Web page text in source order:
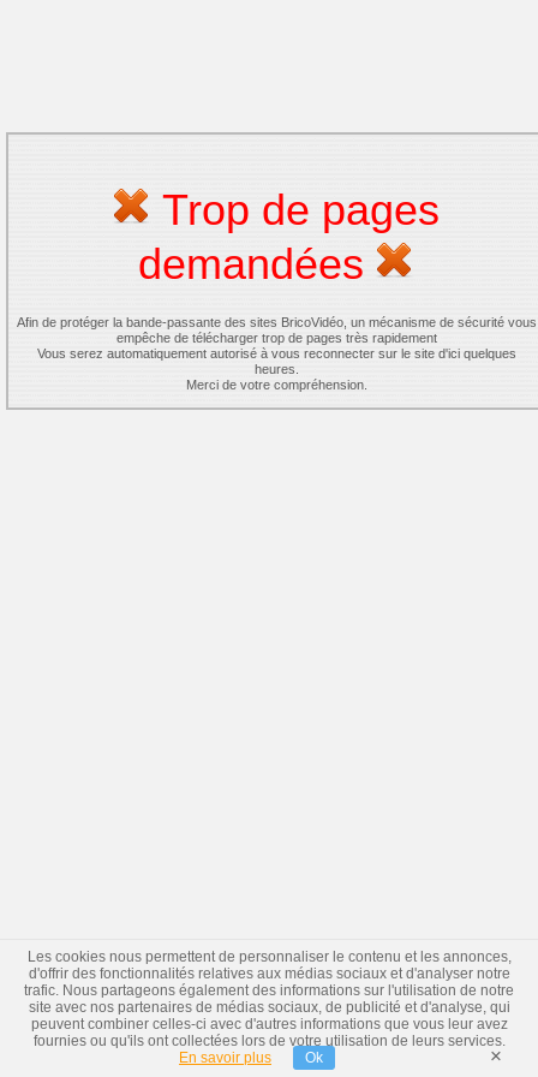
Trop de pages
demandées
Afin de protéger la bande-passante des sites BricoVidéo, un mécanisme de sécurité vous
empêche de télécharger trop de pages très rapidement
Vous serez automatiquement autorisé à vous reconnecter sur le site d'ici quelques
heures.
Merci de votre compréhension.
Les cookies nous permettent de personnaliser le contenu et les annonces,
d'offrir des fonctionnalités relatives aux médias sociaux et d'analyser notre
trafic. Nous partageons également des informations sur l'utilisation de notre
site avec nos partenaires de médias sociaux, de publicité et d'analyse, qui
peuvent combiner celles-ci avec d'autres informations que vous leur avez
fournies ou qu'ils ont collectées lors de votre utilisation de leurs services.
En savoir plus
Ok ×